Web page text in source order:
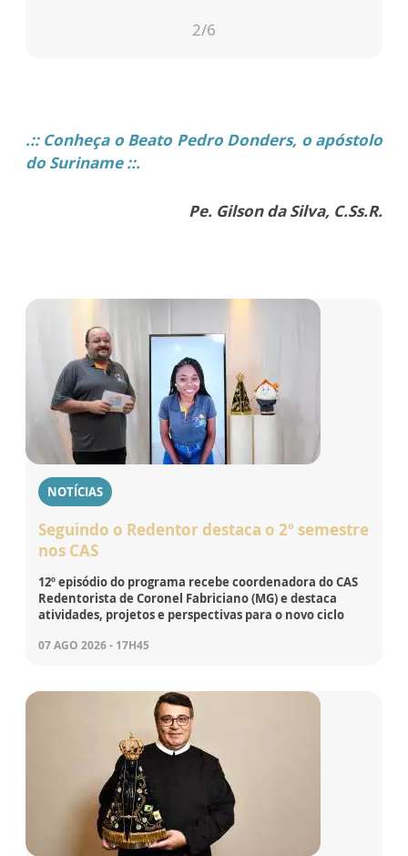
2/6
.:: Conheça o Beato Pedro Donders, o apóstolo
do Suriname ::.
Pe. Gilson da Silva, C.Ss.R.
NOTÍCIAS
Seguindo o Redentor destaca o 2º semestre
nos CAS
12º episódio do programa recebe coordenadora do CAS
Redentorista de Coronel Fabriciano (MG) e destaca
atividades, projetos e perspectivas para o novo ciclo
07 AGO 2026 - 17H45